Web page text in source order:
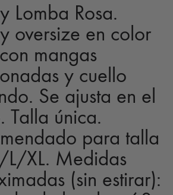
Lomba Rosa.
oversize en color
mangas
y cuello
Se ajusta en el
Talla única.
para talla
XL. Medidas
(sin estirar):